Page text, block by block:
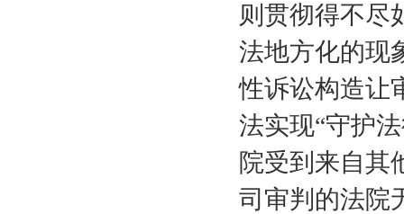
则贯彻得不尽
法地方化的现
性诉讼构造让
法实现“守护
院受到来自其
司审判的法院